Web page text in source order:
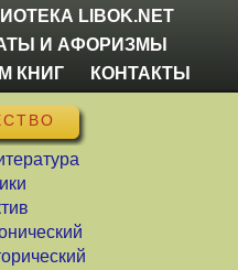
LIBOK.NET
И АФОРИЗМЫ
КНИГ
КОНТАКТЫ